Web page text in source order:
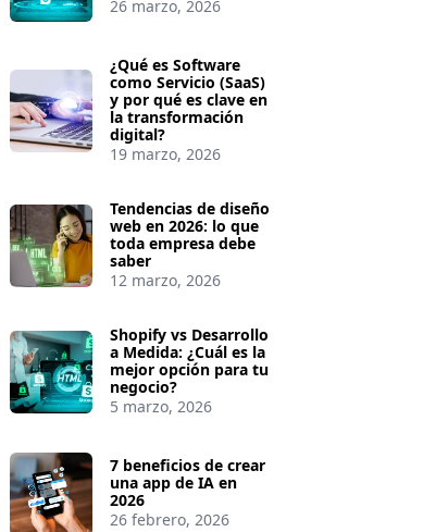
26 marzo, 2026
¿Qué es Software
como Servicio (SaaS)
y por qué es clave en
la transformación
digital?
19 marzo, 2026
Tendencias de diseño
web en 2026: lo que
toda empresa debe
saber
12 marzo, 2026
Shopify vs Desarrollo
a Medida: ¿Cuál es la
mejor opción para tu
negocio?
5 marzo, 2026
7 beneficios de crear
una app de IA en
2026
26 febrero, 2026